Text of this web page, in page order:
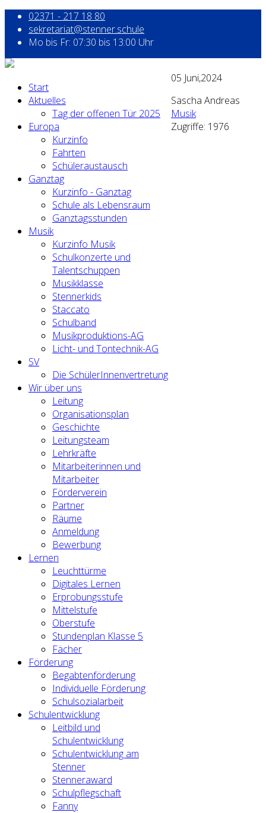
02371 - 217 18 80
sekretariat@stenner.schule
Mo bis Fr: 07:30 bis 13:00 Uhr
Start
Aktuelles
Tag der offenen Tür 2025
Europa
Kurzinfo
Fahrten
Schüleraustausch
Ganztag
Kurzinfo - Ganztag
Schule als Lebensraum
Ganztagsstunden
Musik
Kurzinfo Musik
Schulkonzerte und
Talentschuppen
Musikklasse
Stennerkids
Staccato
Schulband
Musikproduktions-AG
Licht- und Tontechnik-AG
SV
Die SchülerInnenvertretung
Wir über uns
Leitung
Organisationsplan
Geschichte
Leitungsteam
Lehrkräfte
Mitarbeiterinnen und
Mitarbeiter
Förderverein
Partner
Räume
Anmeldung
Bewerbung
Lernen
Leuchttürme
Digitales Lernen
Erprobungsstufe
Mittelstufe
Oberstufe
Stundenplan Klasse 5
Fächer
Förderung
Begabtenförderung
Individuelle Förderung
Schulsozialarbeit
Schulentwicklung
Leitbild und
Schulentwicklung
Schulentwicklung am
Stenner
Stenneraward
Schulpflegschaft
Fanny
05 Juni,2024
Sascha Andreas
Musik
Zugriffe: 1976